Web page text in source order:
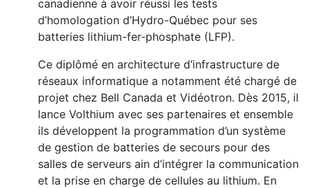
canadienne à avoir réussi les tests
d’homologation d’Hydro-Québec pour ses
batteries lithium-fer-phosphate (LFP).
Ce diplômé en architecture d’infrastructure de
réseaux informatique a notamment été chargé de
projet chez Bell Canada et Vidéotron. Dès 2015, il
lance Volthium avec ses partenaires et ensemble
ils développent la programmation d’un système
de gestion de batteries de secours pour des
salles de serveurs ain d’intégrer la communication
et la prise en charge de cellules au lithium. En